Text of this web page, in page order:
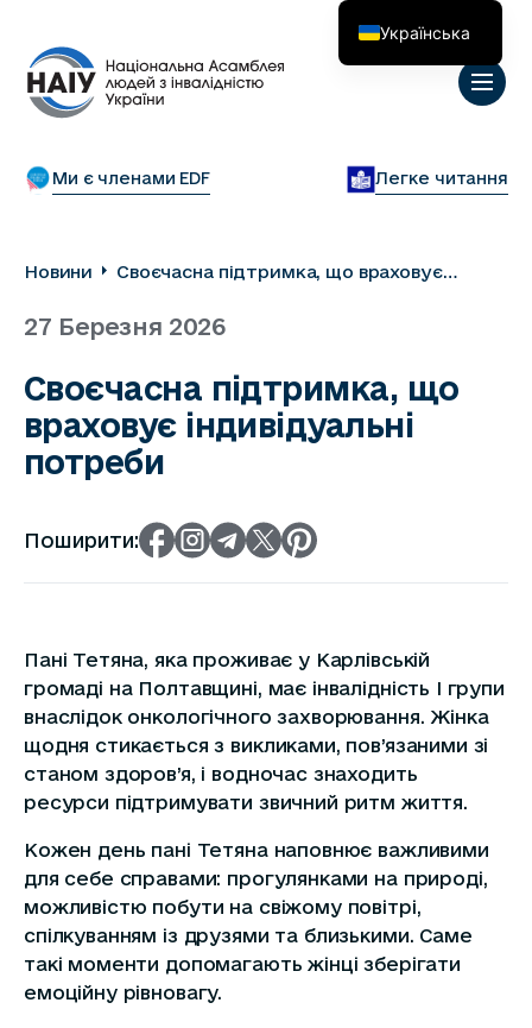
Ми є членами EDF Легке читання
Новини
Своєчасна підтримка, що враховує
27 Березня 2026
Своєчасна підтримка, що
враховує індивідуальні
потреби
Поширити:
Пані Тетяна, яка проживає у Карлівській
громаді на Полтавщині, має інвалідність І групи
внаслідок онкологічного захворювання. Жінка
щодня стикається з викликами, пов’язаними зі
станом здоров’я, і водночас знаходить
ресурси підтримувати звичний ритм життя.
Кожен день пані Тетяна наповнює важливими
для себе справами: прогулянками на природі,
можливістю побути на свіжому повітрі,
спілкуванням із друзями та близькими. Саме
такі моменти допомагають жінці зберігати
емоційну рівновагу.
Українська
English